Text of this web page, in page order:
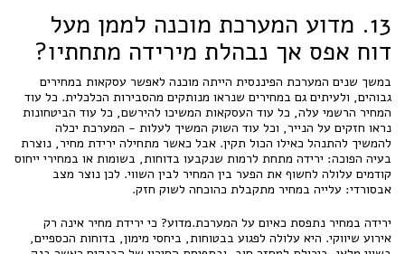
13. מדוע המערכת מוכנה לממן מעל
דוח אפס אך נבהלת מירידה מתחתיו?
במשך שנים המערכת הפיננסית הייתה מוכנה לאפשר עסקאות במחירים
גבוהים, ולעיתים גם במחירים שנראו מנותקים מהסבירות הכלכלית. כל עוד
המחיר הרשמי עלה, כל עוד העסקאות המשיכו להירשם, כל עוד הביטחונות
נראו חזקים על הנייר, וכל עוד השוק המשיך לעלות - המערכת יכלה
להמשיך להתנהל כאילו הכול תקין. אבל כאשר מתחילה ירידת מחיר, נוצרת
בעיה הפוכה: ירידה מתחת לרמות שנקבעו בדוחות, בשומות או במחירי ייחוס
קודמים עלולה לחשוף את הפער בין המחיר לבין השווי. לכן נוצר מצב
אבסורדי: עלייה במחיר מתקבלת כהוכחה לשוק חזק.
ירידה במחיר נתפסת כאיום על המערכת.מדוע? כי ירידת מחיר אינה רק
אירוע שיווקי. היא עלולה לפגוע בבטוחות, ביחסי מימון, בדוחות הכספיים,